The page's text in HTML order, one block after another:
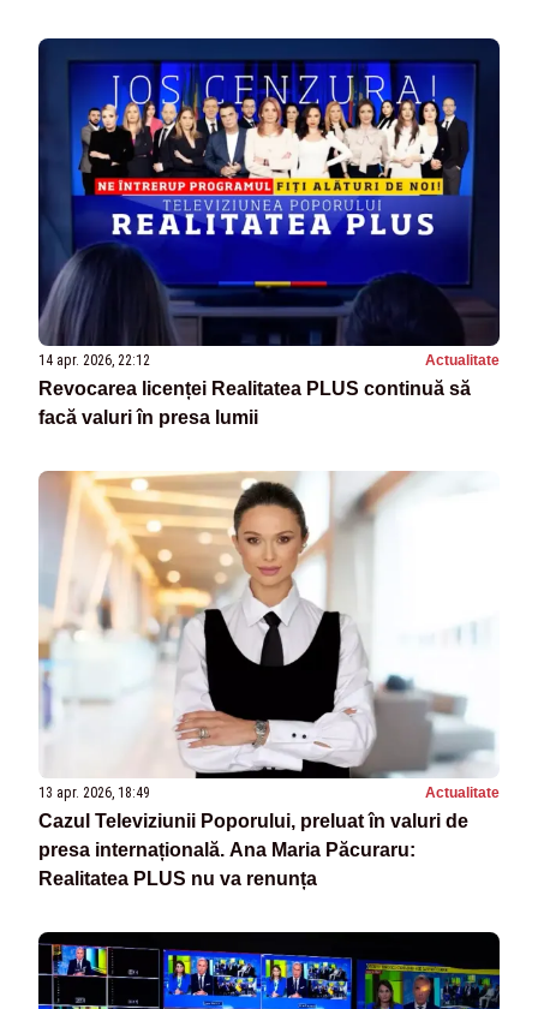
14 apr. 2026, 22:12 Actualitate
Revocarea licenței Realitatea PLUS continuă să
facă valuri în presa lumii
13 apr. 2026, 18:49 Actualitate
Cazul Televiziunii Poporului, preluat în valuri de
presa internațională. Ana Maria Păcuraru:
Realitatea PLUS nu va renunța